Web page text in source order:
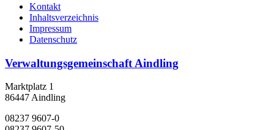
Kontakt
Inhaltsverzeichnis
Impressum
Datenschutz
Verwaltungsgemeinschaft Aindling
Marktplatz 1
86447 Aindling
08237 9607-0